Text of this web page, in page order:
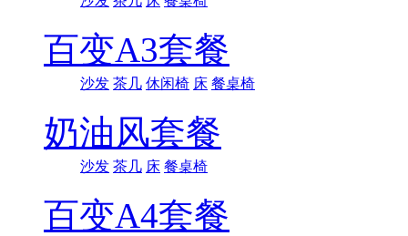
百变A3套餐
沙发 茶几 休闲椅 床 餐桌椅
奶油风套餐
沙发 茶几 床 餐桌椅
百变A4套餐